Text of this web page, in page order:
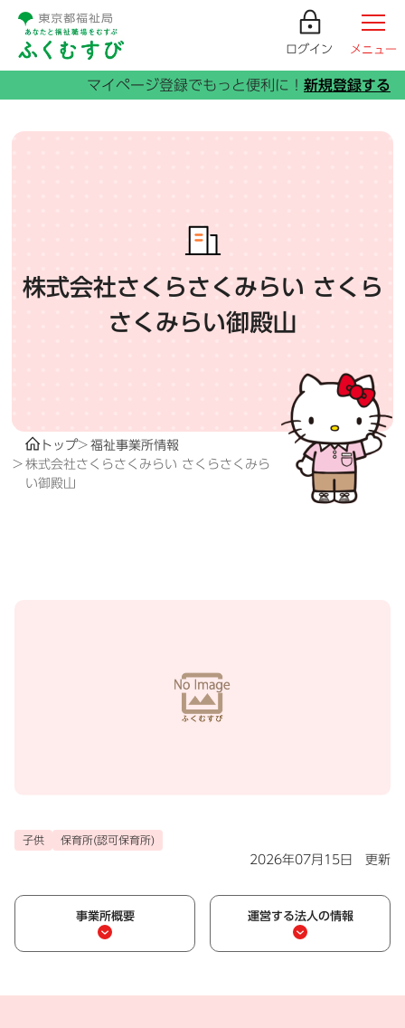
ログイン メニュー
株式会社さくらさくみらい さくら
さくみらい御殿山
トップ
福祉事業所情報
株式会社さくらさくみらい さくらさくみら
い御殿山
子供 保育所(認可保育所)
2026年07月15日 更新
事業所概要 運営する法人の情報